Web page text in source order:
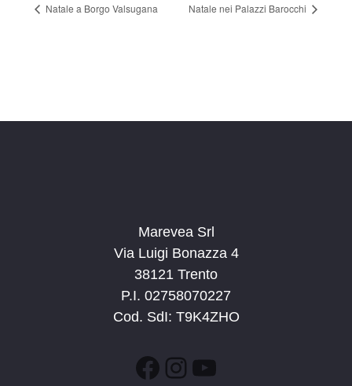
Natale a Borgo Valsugana Natale nei Palazzi Barocchi
Marevea Srl
Via Luigi Bonazza 4
38121 Trento
P.I. 02758070227
Cod. SdI: T9K4ZHO
Facebook
Instagram
YouTube